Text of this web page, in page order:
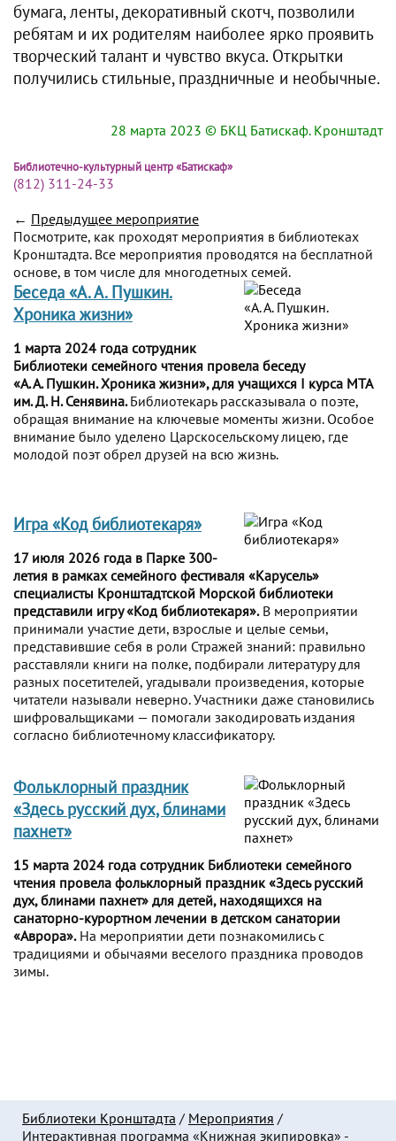
бумага, ленты, декоративный скотч, позволили
ребятам и их родителям наиболее ярко проявить
творческий талант и чувство вкуса. Открытки
получились стильные, праздничные и необычные.
28 марта 2023 © БКЦ Батискаф. Кронштадт
Библиотечно-культурный центр «Батискаф»
(812) 311-24-33
← Предыдущее мероприятие
Посмотрите, как проходят мероприятия в библиотеках
Кронштадта. Все мероприятия проводятся на бесплатной
основе, в том числе для многодетных семей.
Беседа «А. А. Пушкин.
Хроника жизни»
1 марта 2024 года сотрудник
Библиотеки семейного чтения провела беседу
«А. А. Пушкин. Хроника жизни», для учащихся I курса МТА
им. Д. Н. Сенявина.Библиотекарь рассказывала о поэте,
обращая внимание на ключевые моменты жизни. Особое
внимание было уделено Царскосельскому лицею, где
молодой поэт обрел друзей на всю жизнь.
Игра «Код библиотекаря»
17 июля 2026 года в Парке 300-
летия в рамках семейного фестиваля «Карусель»
специалисты Кронштадтской Морской библиотеки
представили игру «Код библиотекаря».В мероприятии
принимали участие дети, взрослые и целые семьи,
представившие себя в роли Стражей знаний: правильно
расставляли книги на полке, подбирали литературу для
разных посетителей, угадывали произведения, которые
читатели называли неверно. Участники даже становились
шифровальщиками — помогали закодировать издания
согласно библиотечному классификатору.
Фольклорный праздник
«Здесь русский дух, блинами
пахнет»
15 марта 2024 года сотрудник Библиотеки семейного
чтения провела фольклорный праздник «Здесь русский
дух, блинами пахнет» для детей, находящихся на
санаторно-курортном лечении в детском санатории
«Аврора».На мероприятии дети познакомились с
традициями и обычаями веселого праздника проводов
зимы.
Библиотеки Кронштадта / Мероприятия /
Интерактивная программа «Книжная экипировка» -